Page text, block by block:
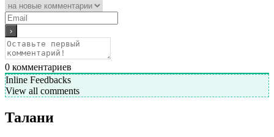
0 комментариев
Inline Feedbacks
View all comments
Талани